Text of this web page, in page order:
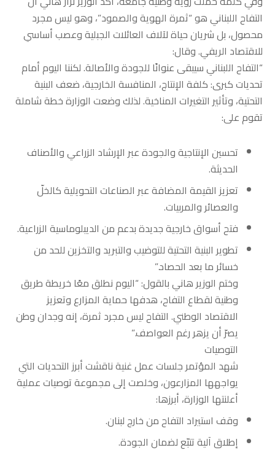
التفاح اللبناني هو “ثمرة الهوية والصمود”، وهو ليس مجرد
محصول، بل شريان حياة لآلاف العائلات الجبلية وعصب أساسي
للاقتصاد الريفي. وقال:
“التفاح اللبناني سيبقى عنوانًا للجودة والأصالة. لكننا اليوم أمام
تحديات كبرى: كلفة الإنتاج، المنافسة الخارجية، ضعف البنية
التحتية، وتأثير التغيرات المناخية. لذلك وضعت الوزارة خطة شاملة
تقوم على:
تحسين الإنتاجية والجودة عبر الإرشاد الزراعي والأصناف
الحديثة.
تعزيز القيمة المضافة عبر الصناعات التحويلية كالخلّ
والعصائر والمربيات.
فتح أسواق خارجية جديدة بدعم من الديبلوماسية الزراعية.
تطوير البنية التحتية للتوضيب والتبريد والتخزين للحد من
خسائر ما بعد الحصاد.”
وختم الوزير هاني بالقول: “اليوم نطلق معًا خريطة طريق
وطنية لقطاع التفاح، هدفها حماية المزارع وتعزيز
الاقتصاد الوطني. التفاح ليس مجرد ثمرة، إنه وجدان وطن
يصرّ أن يزهر رغم العواصف.”
التوصيات
شهد المؤتمر جلسات عمل غنية ناقشت أبرز التحديات التي
يواجهها المزارعون، وخلصت إلى مجموعة توصيات عملية
أعلنتها الوزارة، أبرزها:
وقف استيراد التفاح من خارج لبنان.
إطلاق آلية تتبّع لضمان الجودة.